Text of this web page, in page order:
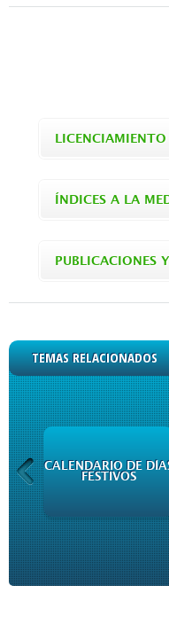
LICENCIAMIENTO
ÍNDICES A LA
PUBLICACIONES
TEMAS RELACIONADOS
CALENDARIO DE
FESTIVOS